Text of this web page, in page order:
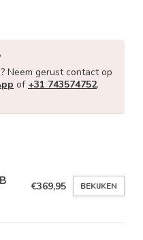
Neem gerust contact op
of +31 743574752.
€369,95 BEKIJKEN